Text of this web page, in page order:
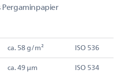
Pergaminpapier
ca. 58 g/m² ISO 536
ca. 49 µm ISO 534